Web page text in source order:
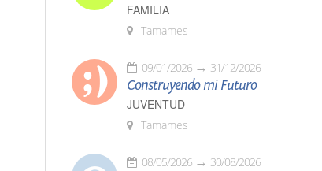
FAMILIA
Tamames
09/01/2026 31/12/2026
Construyendo mi Futuro
JUVENTUD
Tamames
08/05/2026 30/08/2026